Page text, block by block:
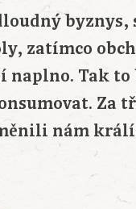
byznys,
zatímco
naplno. Tak
Za
nám